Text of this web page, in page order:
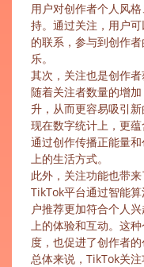
用户对创作者个人风
持。通过关注，用户
的联系，参与到创作
乐。
其次，关注也是创作者
随着关注者数量的增
升，从而更容易吸引
现在数字统计上，更
通过创作传播正能量
上的生活方式。
此外，关注功能也带
TikTok平台通过智能
户推荐更加符合个人
上的体验和互动。这
度，也促进了创作者的
总体来说，TikTok关